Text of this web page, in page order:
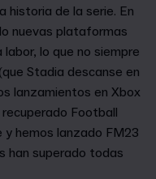
historia de la serie. En
nuevas plataformas
lo que no siempre
Stadia descanse en
lanzamientos en Xbox
Football
y hemos lanzado FM23
han superado todas